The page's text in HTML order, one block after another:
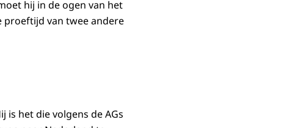
hij in de ogen van het
van twee andere
is het die volgens de AGs